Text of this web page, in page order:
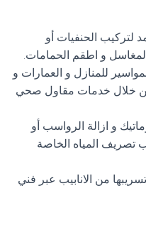
لتركيب الحنفيات أو
و اطقم الحمامات.
للمنازل و العمارات و
من خلال خدمات مقاول صحي
و ازالة الرواسب أو
تصريف المياه الخاصة
من الانابيب عبر فني